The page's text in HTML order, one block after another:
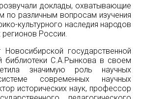
доклады, охватывающие
по различным вопросам изучения
культурного наследия народов
России.
государственной
библиотеки С.А.Рынкова в своем
значимую роль научных
современных научных
исторических наук, профессор